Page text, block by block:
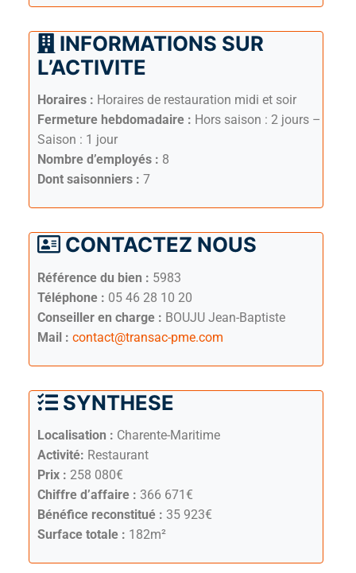
INFORMATIONS SUR
L’ACTIVITE
Horaires : Horaires de restauration midi et soir
Fermeture hebdomadaire : Hors saison : 2 jours –
Saison : 1 jour
Nombre d’employés : 8
Dont saisonniers : 7
CONTACTEZ NOUS
Référence du bien : 5983
Téléphone : 05 46 28 10 20
Conseiller en charge : BOUJU Jean-Baptiste
Mail : contact@transac-pme.com
SYNTHESE
Localisation : Charente-Maritime
Activité: Restaurant
Prix : 258 080€
Chiffre d’affaire : 366 671€
Bénéfice reconstitué : 35 923€
Surface totale : 182m²